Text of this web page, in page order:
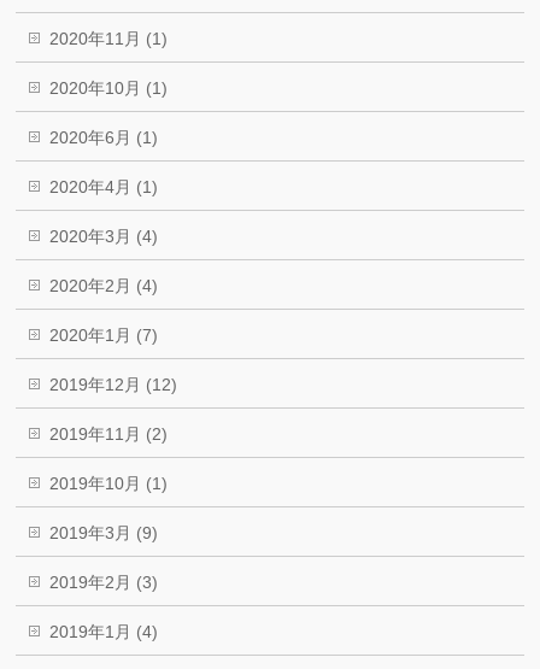
2020年11月 (1)
2020年10月 (1)
2020年6月 (1)
2020年4月 (1)
2020年3月 (4)
2020年2月 (4)
2020年1月 (7)
2019年12月 (12)
2019年11月 (2)
2019年10月 (1)
2019年3月 (9)
2019年2月 (3)
2019年1月 (4)